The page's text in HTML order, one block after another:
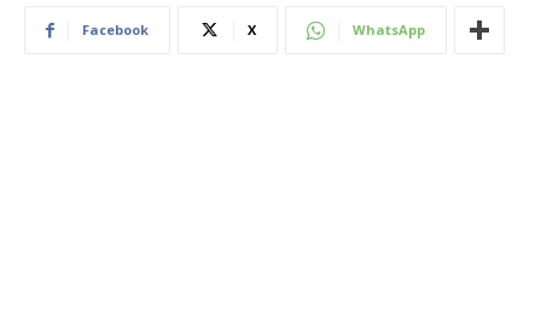
Facebook X WhatsApp